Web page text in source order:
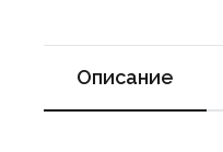
Описание